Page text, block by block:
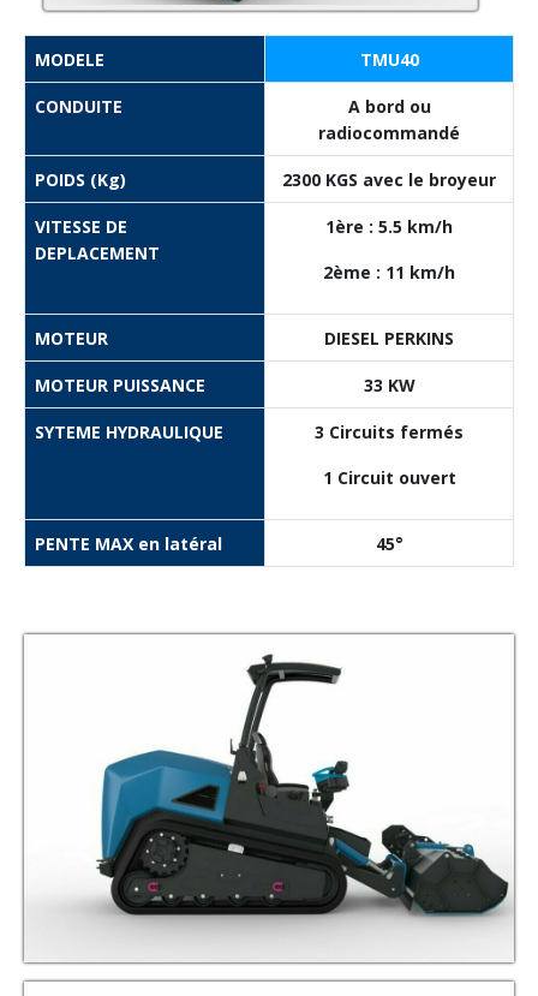
MODELE TMU40
CONDUITE
A bord ou
radiocommandé
POIDS (Kg) 2300 KGS avec le broyeur
VITESSE DE
DEPLACEMENT
1ère : 5.5 km/h
2ème : 11 km/h
MOTEUR DIESEL PERKINS
MOTEUR PUISSANCE 33 KW
SYTEME HYDRAULIQUE
3 Circuits fermés
1 Circuit ouvert
PENTE MAX en latéral 45°